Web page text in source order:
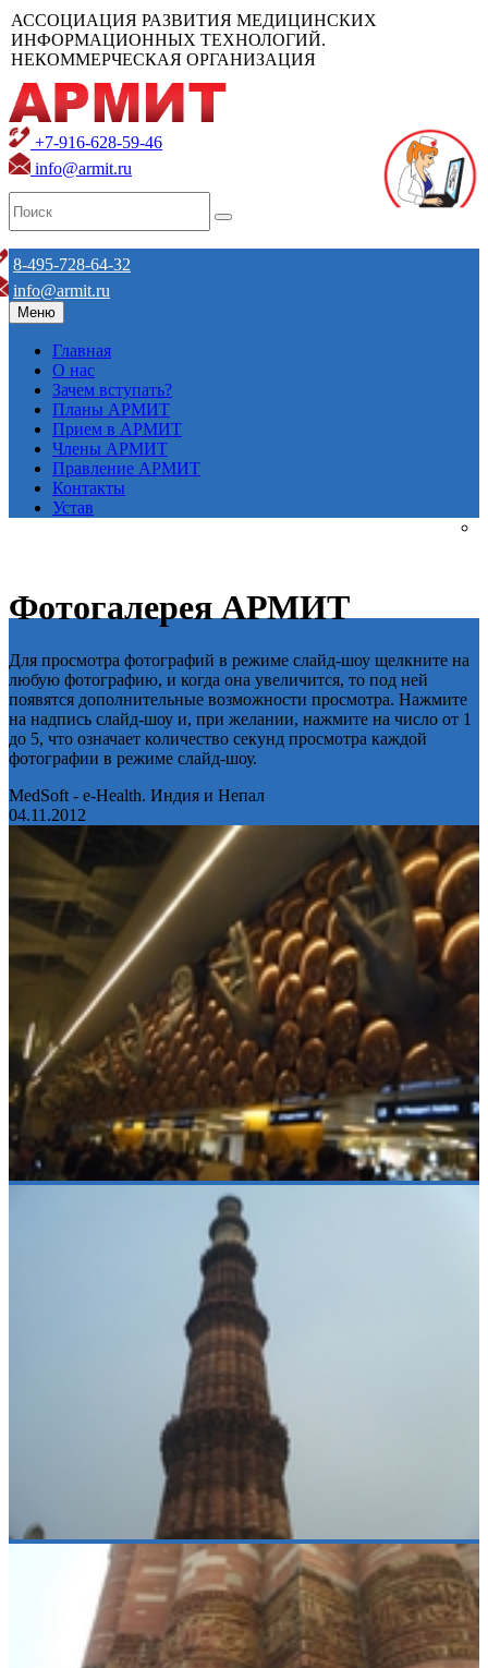
АССОЦИАЦИЯ РАЗВИТИЯ МЕДИЦИНСКИХ
ИНФОРМАЦИОННЫХ ТЕХНОЛОГИЙ.
НЕКОММЕРЧЕСКАЯ ОРГАНИЗАЦИЯ
+7-916-628-59-46
info@armit.ru
8-495-728-64-32
info@armit.ru
Меню
Главная
О нас
Зачем вступать?
Планы АРМИТ
Прием в АРМИТ
Члены АРМИТ
Правление АРМИТ
Контакты
Устав
Фотогалерея АРМИТ
Для просмотра фотографий в режиме слайд-шоу щелкните на
любую фотографию, и когда она увеличится, то под ней
появятся дополнительные возможности просмотра. Нажмите
на надпись слайд-шоу и, при желании, нажмите на число от 1
до 5, что означает количество секунд просмотра каждой
фотографии в режиме слайд-шоу.
MedSoft - e-Health. Индия и Непал
04.11.2012